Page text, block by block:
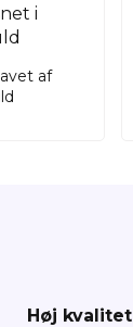
af
Høj kvalitet